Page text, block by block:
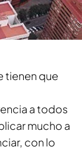
tienen que
a todos
mucho a
con lo